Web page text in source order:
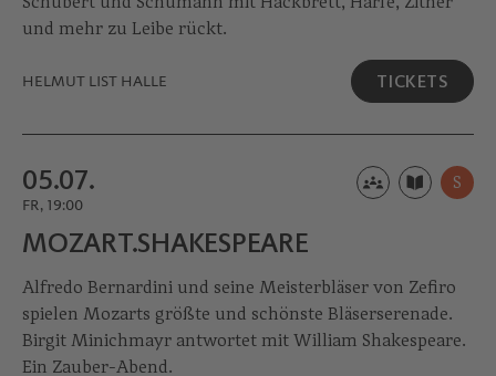
und mehr zu Leibe rückt.
HELMUT LIST HALLE TICKETS
05.07.
FR, 19:00
S
MOZART.­SHAKES­PEARE
Alfredo Bernardini und seine Meisterbläser von Zefiro
spielen Mozarts größte und schönste Bläserserenade.
Birgit Minichmayr antwortet mit William Shakespeare.
Ein Zauber-Abend.